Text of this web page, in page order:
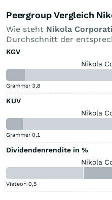
Peergroup Vergleich
Wie steht Nikola
Durchschnitt der
KGV
Nikola
Grammer 3,8
KUV
Nikola
Grammer 0,1
Dividendenrendite in %
Nikola
Visteon 0,5